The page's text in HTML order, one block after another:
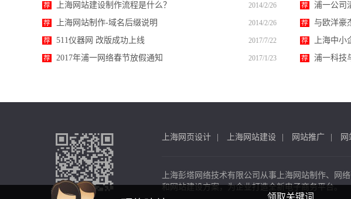
荐 2014/2/26
上海网站建设制作流程是什么？ 荐 浦一公司
荐 2014/2/26
上海网站制作-域名后缀说明 荐 与欧洋豪
荐 2017/7/22
511仪器网 改版成功上线 荐 上海中
荐 2017/1/23
2017年浦一网络春节放假通知 荐 浦一科技
上海网页设计 上海网站建设 网站推广 网
上海彭塔网络技术有限公司从事上海网站制作、网
和网站建设方案，为企业打造全新电子商务平台。
领取关键词